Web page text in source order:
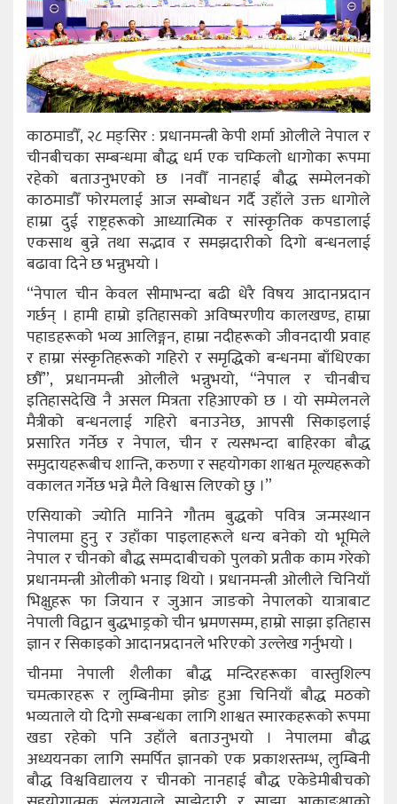
काठमाडौँ, २८ मङ्सिर : प्रधानमन्त्री केपी शर्मा ओलीले नेपाल र
चीनबीचका सम्बन्धमा बौद्ध धर्म एक चम्किलो धागोका रूपमा
रहेको बताउनुभएको छ ।नवौँ नानहाई बौद्ध सम्मेलनको
काठमाडौँ फोरमलाई आज सम्बोधन गर्दै उहाँले उक्त धागोले
हाम्रा दुई राष्ट्रहरूको आध्यात्मिक र सांस्कृतिक कपडालाई
एकसाथ बुन्ने तथा सद्भाव र समझदारीको दिगो बन्धनलाई
बढावा दिने छ भन्नुभयो ।
“नेपाल चीन केवल सीमाभन्दा बढी धेरै विषय आदानप्रदान
गर्छन् । हामी हाम्रो इतिहासको अविष्मरणीय कालखण्ड, हाम्रा
पहाडहरूको भव्य आलिङ्गन, हाम्रा नदीहरूको जीवनदायी प्रवाह
र हाम्रा संस्कृतिहरूको गहिरो र समृद्धिको बन्धनमा बाँधिएका
छौँ”, प्रधानमन्त्री ओलीले भन्नुभयो, “नेपाल र चीनबीच
इतिहासदेखि नै असल मित्रता रहिआएको छ । यो सम्मेलनले
मैत्रीको बन्धनलाई गहिरो बनाउनेछ, आपसी सिकाइलाई
प्रसारित गर्नेछ र नेपाल, चीन र त्यसभन्दा बाहिरका बौद्ध
समुदायहरूबीच शान्ति, करुणा र सहयोगका शाश्वत मूल्यहरूको
वकालत गर्नेछ भन्ने मैले विश्वास लिएको छु ।”
एसियाको ज्योति मानिने गौतम बुद्धको पवित्र जन्मस्थान
नेपालमा हुनु र उहाँका पाइलाहरूले धन्य बनेको यो भूमिले
नेपाल र चीनको बौद्ध सम्पदाबीचको पुलको प्रतीक काम गरेको
प्रधानमन्त्री ओलीको भनाइ थियो । प्रधानमन्त्री ओलीले चिनियाँ
भिक्षुहरू फा जियान र जुआन जाङको नेपालको यात्राबाट
नेपाली विद्वान बुद्धभाड्रको चीन भ्रमणसम्म, हाम्रो साझा इतिहास
ज्ञान र सिकाइको आदानप्रदानले भरिएको उल्लेख गर्नुभयो ।
चीनमा नेपाली शैलीका बौद्ध मन्दिरहरूका वास्तुशिल्प
चमत्कारहरू र लुम्बिनीमा झोङ हुआ चिनियाँ बौद्ध मठको
भव्यताले यो दिगो सम्बन्धका लागि शाश्वत स्मारकहरूको रूपमा
खडा रहेको पनि उहाँले बताउनुभयो । नेपालमा बौद्ध
अध्ययनका लागि समर्पित ज्ञानको एक प्रकाशस्तम्भ, लुम्बिनी
बौद्ध विश्वविद्यालय र चीनको नानहाई बौद्ध एकेडेमीबीचको